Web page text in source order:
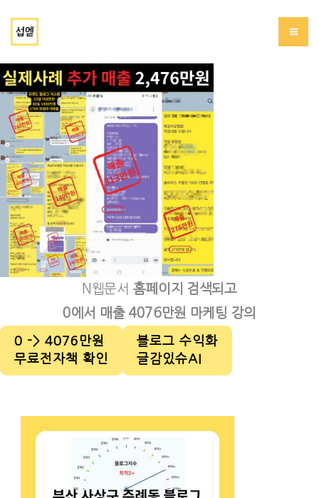
로
너
뛰
기
N웹문서 홈페이지 검색되고
0에서 매출 4076만원 마케팅 강의
0 -> 4076만원
무료전자책 확인
블로그 수익화
글감있슈AI